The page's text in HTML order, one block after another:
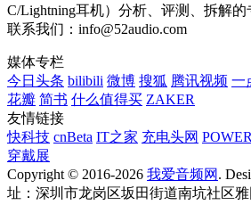
C/Lightning耳机）分析、评测、拆解的
联系我们：info@52audio.com
媒体专栏
今日头条 bilibili 微博 搜狐 腾讯视频 一
花瓣 简书 什么值得买 ZAKER
友情链接
快科技 cnBeta IT之家 充电头网
穿戴展
Copyright © 2016-2026 我爱音频网 .
址：深圳市龙岗区坂田街道南坑社区